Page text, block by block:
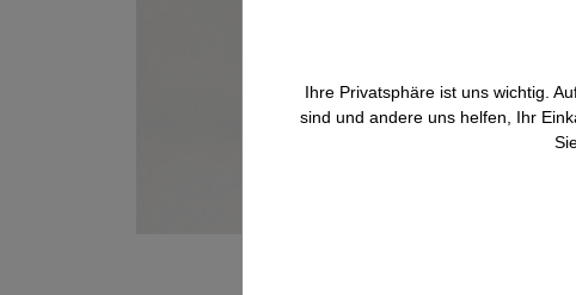
Ihre Privatsphäre ist uns wichtig.
sind und andere uns helfen, Ihr